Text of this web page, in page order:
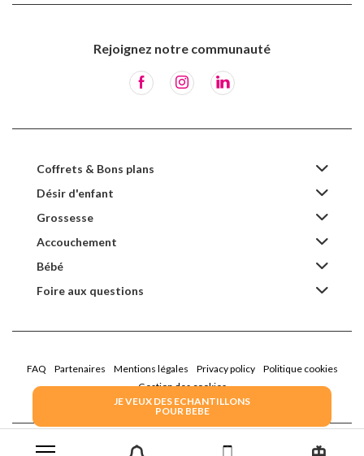
JE VEUX DES ECHANTILLONS
POUR BEBE
Rejoignez notre communauté
Coffrets & Bons plans
Désir d'enfant
Grossesse
Accouchement
Bébé
Foire aux questions
FAQ Partenaires Mentions légales Privacy policy
Politique cookies
Gestion des cookies